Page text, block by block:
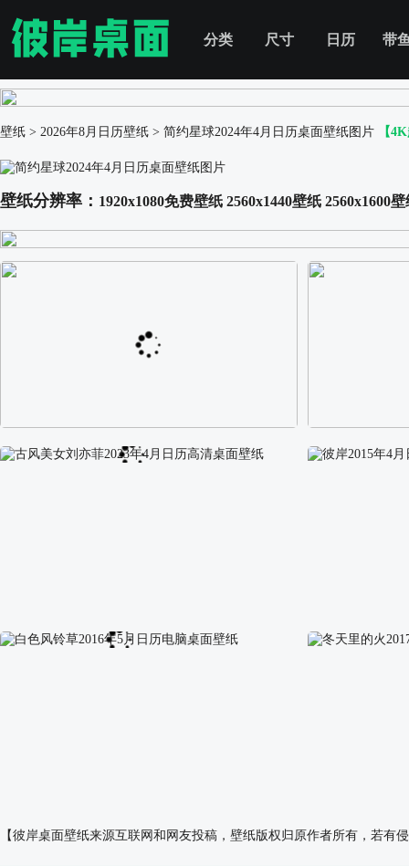
分类 尺寸 日历 带
壁纸 > 2026年8月日历壁纸 > 简约星球2024年4月日历桌面壁纸图片 【
壁纸分辨率： 1920x1080免费壁纸 2560x1440壁纸 2560x1600壁
阿尔卑斯山区自然风景壁纸 校园长发可爱
古风美女刘亦菲2023年4月日历高清桌面壁纸 彼岸2015年4月
【彼岸桌面壁纸来源互联网和网友投稿，壁纸版权归原作者所有，若